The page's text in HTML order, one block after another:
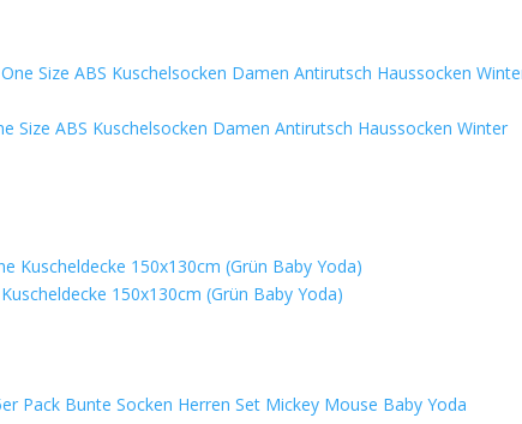
Size ABS Kuschelsocken Damen Antirutsch Haussocken Winter
150x130cm (Grün Baby Yoda)